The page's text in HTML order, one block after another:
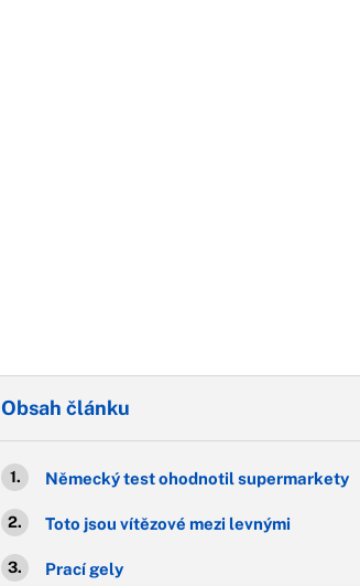
Obsah článku
Německý test ohodnotil supermarkety
Toto jsou vítězové mezi levnými
Prací gely